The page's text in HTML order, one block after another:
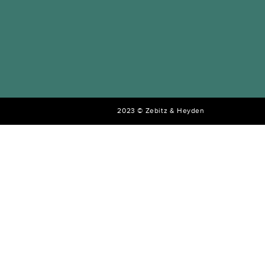
2023 © Zebitz & Heyden